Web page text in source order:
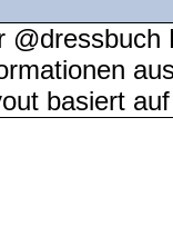
basiert